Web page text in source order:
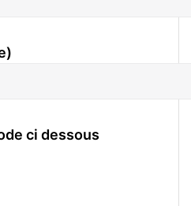
ci dessous